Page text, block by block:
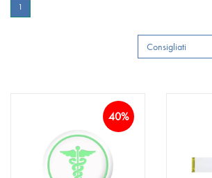
1
Consigliati
40%